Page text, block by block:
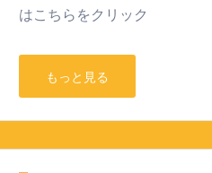
はこちらをクリック
もっと見る